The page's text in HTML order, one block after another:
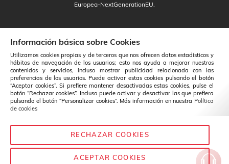
Europea-NextGenerationEU.
Español Cambio
Información básica sobre Cookies
Utilizamos cookies propias y de terceros que nos ofrecen datos estadísticos y
hábitos de navegación de los usuarios; esto nos ayuda a mejorar nuestros
contenidos y servicios, incluso mostrar publicidad relacionada con las
preferencias de los usuarios. Puede activar estas cookies pulsando el botón
“Aceptar cookies”. Si prefiere mantener desactivadas estas cookies, pulse el
botón “Rechazar cookies”. Incluso puede activar y desactivar las que prefiera
pulsando el botón “Personalizar cookies”. Más información en nuestra Política
de cookies
RECHAZAR COOKIES
ACEPTAR COOKIES